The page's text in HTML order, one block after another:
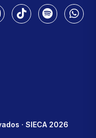
· SIECA 2026